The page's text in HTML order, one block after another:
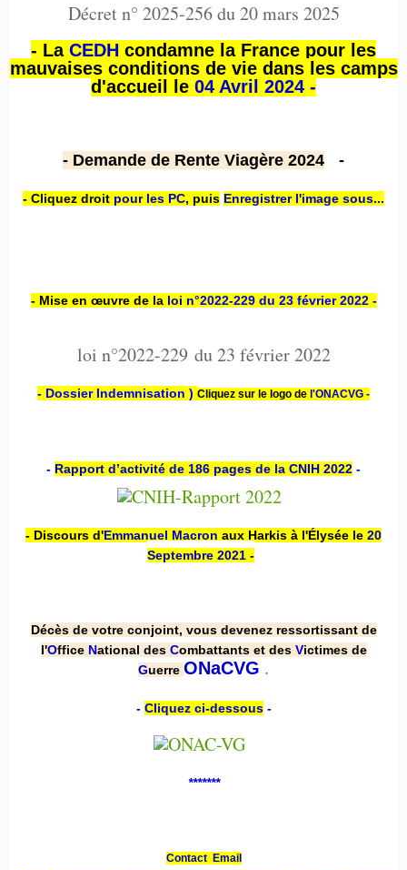
Décret n° 2025-256 du 20 mars 2025
- La CEDH condamne la France pour les
mauvaises conditions de vie dans les camps
d'accueil le 04 Avril 2024 -
- Demande de Rente Viagère 2024 -
- Cliquez droit pour les PC, puis Enregistrer l'image sous...
- Mise en œuvre de la loi n°2022-229 du 23 février 2022 -
loi n°2022-229 du 23 février 2022
- Dossier Indemnisation ) Cliquez sur le logo de l'ONACVG -
- Rapport d’activité de 186 pages de la CNIH 2022 -
- Discours d'Emmanuel Macron aux Harkis à l'Élysée le 20
Septembre 2021 -
Décès de votre conjoint, vous devenez ressortissant de
l'Office National des Combattants et des Victimes de
Guerre ONaCVG .
- Cliquez ci-dessous-
*******
Contact Email